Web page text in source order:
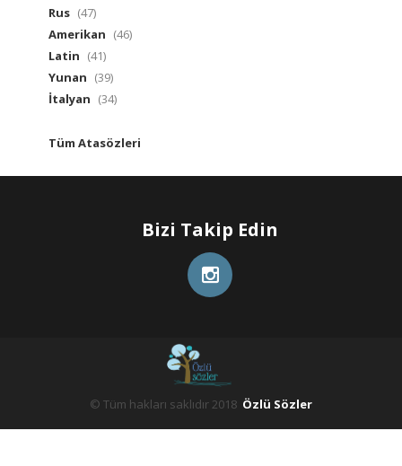
Rus (47)
Amerikan (46)
Latin (41)
Yunan (39)
İtalyan (34)
Tüm Atasözleri
Bizi Takip Edin
© Tüm hakları saklıdır 2018 Özlü Sözler